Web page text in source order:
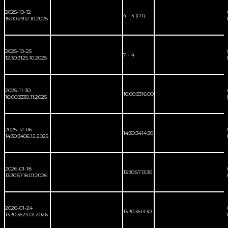
2025-10-12
15:00:2912.10.2025 4 - 3 (OT)
2025-10-25
12:30:3125.10.2025 7 - 4
2025-11-30
16:00:3330.11.2025 16:00:3316:00
2025-12-06
14:30:3406.12.2025 14:30:3414:30
2026-01-18
13:30:5718.01.2026 13:30:5713:30
2026-01-24
13:30:3524.01.2026 13:30:3513:30